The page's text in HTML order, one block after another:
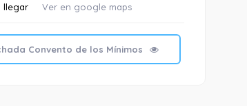
llegar Ver en google maps
Convento de los Mínimos